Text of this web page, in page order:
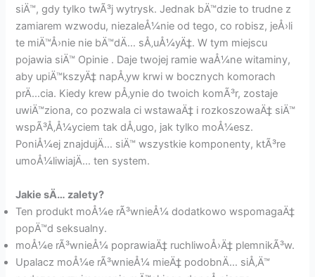
siÄ™, gdy tylko twÃ³j wytrysk. Jednak bÄ™dzie to trudne z
zamiarem wzwodu, niezaleÅ¼nie od tego, co robisz, jeÅ›li
te miÄ™Å›nie nie bÄ™dÄ… sÅ‚uÅ¼yÄ‡. W tym miejscu
pojawia siÄ™ Opinie . Daje twojej ramie waÅ¼ne witaminy,
aby upiÄ™kszyÄ‡ napÅ‚yw krwi w bocznych komorach
prÄ…cia. Kiedy krew pÅ‚ynie do twoich komÃ³r, zostaje
uwiÄ™ziona, co pozwala ci wstawaÄ‡ i rozkoszowaÄ‡ siÄ™
wspÃ³Å‚Å¼yciem tak dÅ‚ugo, jak tylko moÅ¼esz.
PoniÅ¼ej znajdujÄ… siÄ™ wszystkie komponenty, ktÃ³re
umoÅ¼liwiajÄ… ten system.
Jakie sÄ… zalety?
Ten produkt moÅ¼e rÃ³wnieÅ¼ dodatkowo wspomagaÄ‡
popÄ™d seksualny.
moÅ¼e rÃ³wnieÅ¼ poprawiaÄ‡ ruchliwoÅ›Ä‡ plemnikÃ³w.
Upalacz moÅ¼e rÃ³wnieÅ¼ mieÄ‡ podobnÄ… siÅ‚Ä™